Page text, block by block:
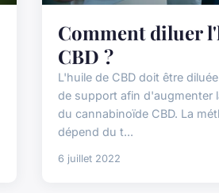
Comment diluer
CBD ?
L'huile de CBD doit être
de support afin d'augmenter
du cannabinoïde CBD. La
dépend du t...
6 juillet 2022